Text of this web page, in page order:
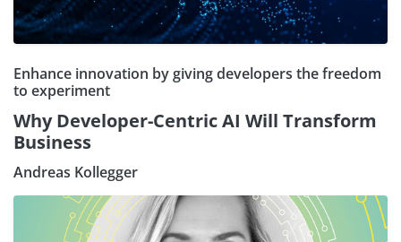
Enhance innovation by giving developers the freedom
to experiment
Why Developer-Centric AI Will Transform
Business
Andreas Kollegger